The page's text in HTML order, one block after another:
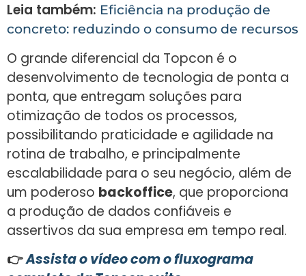
Leia também: Eficiência na produção de
concreto: reduzindo o consumo de recursos
O grande diferencial da Topcon é o
desenvolvimento de tecnologia de ponta a
ponta, que entregam soluções para
otimização de todos os processos,
possibilitando praticidade e agilidade na
rotina de trabalho, e principalmente
escalabilidade para o seu negócio, além de
um poderoso backoffice, que proporciona
a produção de dados confiáveis e
assertivos da sua empresa em tempo real.
👉Assista o vídeo com o fluxograma